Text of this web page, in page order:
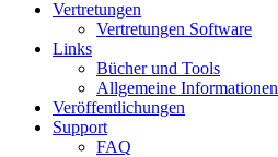
Vertretungen
Vertretungen Software
Links
Bücher und Tools
Allgemeine Informationen
Veröffentlichungen
Support
FAQ